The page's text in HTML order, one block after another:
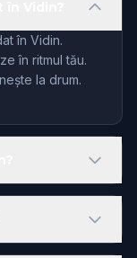
în Vidin.
în ritmul tău.
la drum.